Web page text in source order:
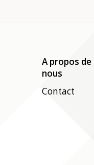
A propos de
nous
Contact